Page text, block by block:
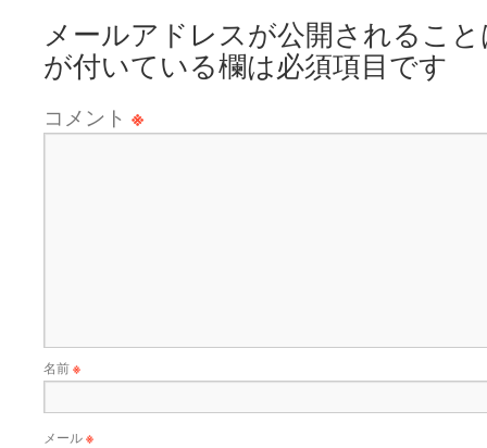
メールアドレスが公開されるこ
が付いている欄は必須項目です
コメント ※
名前※
メール※